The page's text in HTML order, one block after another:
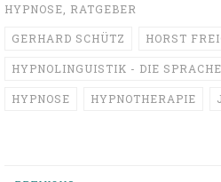
HYPNOSE
RATGEBER
GERHARD SCHÜTZ HORST
HYPNOLINGUISTIK - DIE
HYPNOSE HYPNOTHERAPIE